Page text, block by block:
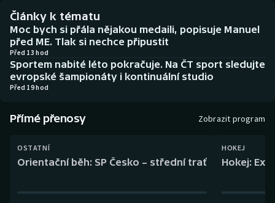
Basketbal
Biatlon
Boby a skeleton
Dostihy
Historické návraty
Aplikace ČT sport
AZ kvíz
Články k tématu
Moc bych si přála nějakou medaili, popisuje Manuel
před ME. Tlak si nechce připustit
Před 13 hod
Sportem nabité léto pokračuje. Na ČT sport sledujte
evropské šampionáty i kontinuální studio
Před 19 hod
Přímé přenosy Zobrazit program
OSTATNÍ
Orientační běh: SP Česko – střední trať
HOKEJ
Hokej: